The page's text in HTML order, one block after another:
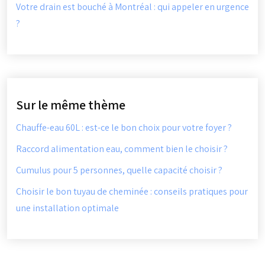
Votre drain est bouché à Montréal : qui appeler en urgence
?
Sur le même thème
Chauffe-eau 60L : est-ce le bon choix pour votre foyer ?
Raccord alimentation eau, comment bien le choisir ?
Cumulus pour 5 personnes, quelle capacité choisir ?
Choisir le bon tuyau de cheminée : conseils pratiques pour
une installation optimale